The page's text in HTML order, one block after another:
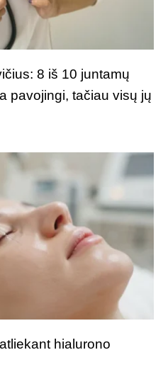
8 iš 10 juntamų
pavojingi, tačiau visų jų
hialurono